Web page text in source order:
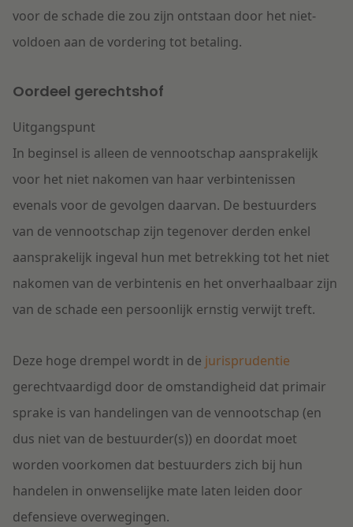
voor de schade die zou zijn ontstaan door het niet-
voldoen aan de vordering tot betaling.
Oordeel gerechtshof
Uitgangspunt
In beginsel is alleen de vennootschap aansprakelijk
voor het niet nakomen van haar verbintenissen
evenals voor de gevolgen daarvan. De bestuurders
van de vennootschap zijn tegenover derden enkel
aansprakelijk ingeval hun met betrekking tot het niet
nakomen van de verbintenis en het onverhaalbaar zijn
van de schade een persoonlijk ernstig verwijt treft.
Deze hoge drempel wordt in de jurisprudentie
gerechtvaardigd door de omstandigheid dat primair
sprake is van handelingen van de vennootschap (en
dus niet van de bestuurder(s)) en doordat moet
worden voorkomen dat bestuurders zich bij hun
handelen in onwenselijke mate laten leiden door
defensieve overwegingen.